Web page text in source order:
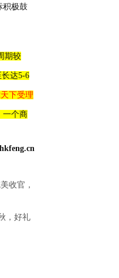
积极鼓
期较
达5-6
下受理
一个商
收官，
，好礼